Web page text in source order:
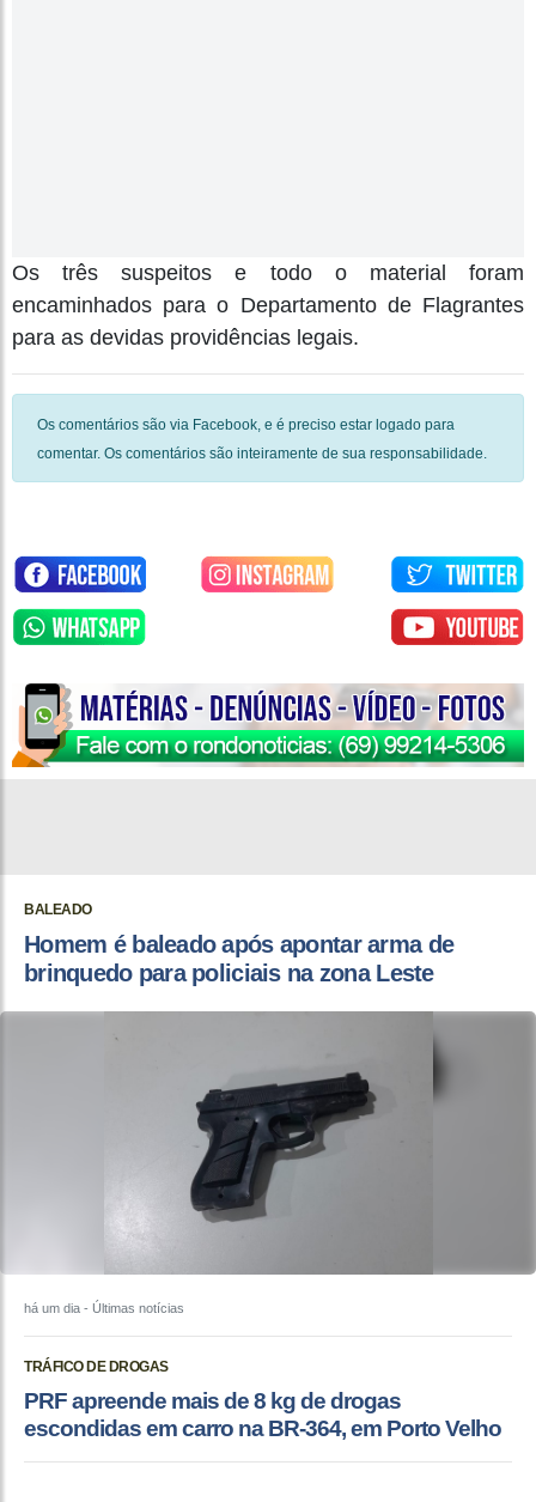
Os três suspeitos e todo o material foram
encaminhados para o Departamento de Flagrantes
para as devidas providências legais.
Os comentários são via Facebook, e é preciso estar logado para
comentar. Os comentários são inteiramente de sua responsabilidade.
BALEADO
Homem é baleado após apontar arma de
brinquedo para policiais na zona Leste
há um dia - Últimas notícias
TRÁFICO DE DROGAS
PRF apreende mais de 8 kg de drogas
escondidas em carro na BR-364, em Porto Velho